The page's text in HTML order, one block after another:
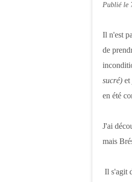
Publié le
Il n'est
de
sucré) et
en été
J'ai
mais
Il s'agit